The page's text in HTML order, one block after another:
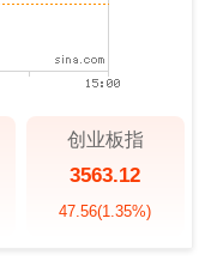
创业板指
3563.12
47.56(1.35%)